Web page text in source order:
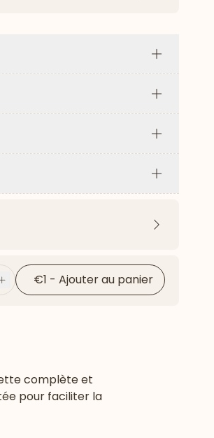
Plus
Plus
Plus
Plus
Plus €1 - Ajouter au panier
complète et
pour faciliter la